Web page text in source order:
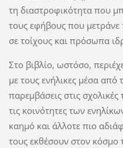
τη διαστροφικότητα που
τους εφήβους που μετράνε
σε τοίχους και πρόσωπα
Στο βιβλίο, ωστόσο,
με τους ενήλικες μέσα από
παρεμβάσεις στις σχολικές
τις κοινότητες των
καημό και άλλοτε πιο
τους εκθέσουν στον κόσμο